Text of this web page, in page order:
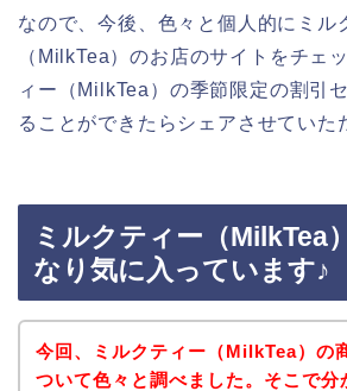
なので、今後、色々と個人的にミル
（MilkTea）のお店のサイトをチェ
ィー（MilkTea）の季節限定の割引
ることができたらシェアさせていた
ミルクティー（MilkTea
なり気に入っています♪
今回、ミルクティー（MilkTea）の
ついて色々と調べました。そこで分